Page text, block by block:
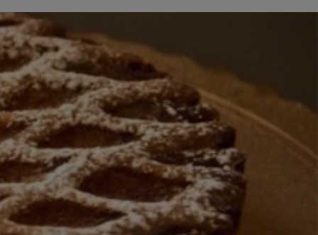
Finferli, animelle e
salsa ai frutti rossi
Come affumicare:
legna ed erbe da
usare
Ritorno sui banchi?
Consigli per ritrovare
la concentrazione
perduta